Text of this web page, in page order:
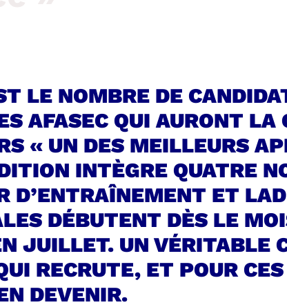
LE NOMBRE DE
AFASEC QUI AURONT LA
« UN DES MEILLEURS
INTÈGRE QUATRE
D’ENTRAÎNEMENT ET
DÉBUTENT DÈS LE
JUILLET. UN VÉRITABLE
RECRUTE, ET POUR
DEVENIR.